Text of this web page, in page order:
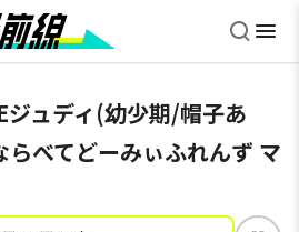
ジュディ(幼少期/帽子あ
らべてどーみぃふれんず マ